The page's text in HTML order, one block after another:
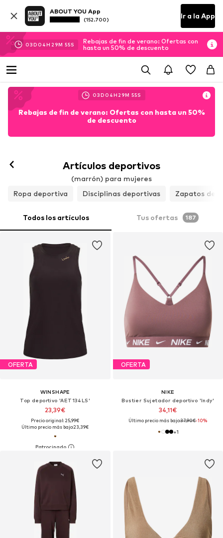
ABOUT YOU App
(152.700) Ir a la App
03D 04H 29M 53S
Rebajas de fin de verano: Ofertas con
hasta un 50% de descuento
03D 04H 29M 53S
Rebajas de fin de verano: Ofertas con hasta un 50%
de descuento
Artículos deportivos
(marrón) para mujeres
Ropa deportiva
Disciplinas deportivas Zapatos
Todos los artículos Tus ofertas 187
OFERTA
WINSHAPE
Top deportivo 'AET134LS'
23,39€
Precio original: 25,99€
Último precio más bajo:23,39€
OFERTA
NIKE
Bustier Sujetador deportivo 'Indy'
34,11€
Último precio más bajo:37,90€-10%
+1